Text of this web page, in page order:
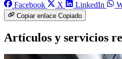
Facebook
X LinkedIn
Copiar enlace Copiado
Artículos y servicios